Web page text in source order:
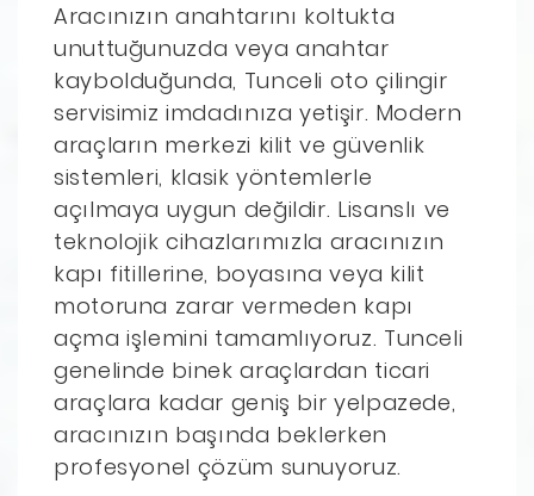
Aracınızın anahtarını koltukta
unuttuğunuzda veya anahtar
kaybolduğunda, Tunceli oto çilingir
servisimiz imdadınıza yetişir. Modern
araçların merkezi kilit ve güvenlik
sistemleri, klasik yöntemlerle
açılmaya uygun değildir. Lisanslı ve
teknolojik cihazlarımızla aracınızın
kapı fitillerine, boyasına veya kilit
motoruna zarar vermeden kapı
açma işlemini tamamlıyoruz. Tunceli
genelinde binek araçlardan ticari
araçlara kadar geniş bir yelpazede,
aracınızın başında beklerken
profesyonel çözüm sunuyoruz.